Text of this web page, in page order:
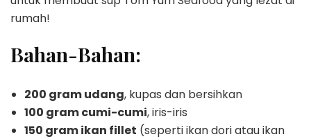
rumah!
Bahan-Bahan:
200 gram udang, kupas dan bersihkan
100 gram cumi-cumi, iris-iris
150 gram ikan fillet (seperti ikan dori atau ikan